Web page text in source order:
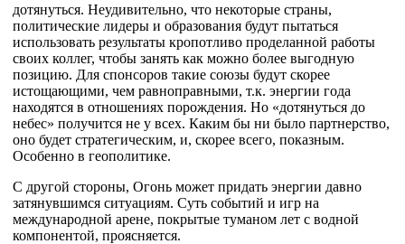
дотянуться. Неудивительно, что некоторые страны,
политические лидеры и образования будут пытаться
использовать результаты кропотливо проделанной работы
своих коллег, чтобы занять как можно более выгодную
позицию. Для спонсоров такие союзы будут скорее
истощающими, чем равноправными, т.к. энергии года
находятся в отношениях порождения. Но «дотянуться до
небес» получится не у всех. Каким бы ни было партнерство,
оно будет стратегическим, и, скорее всего, показным.
Особенно в геополитике.
С другой стороны, Огонь может придать энергии давно
затянувшимся ситуациям. Суть событий и игр на
международной арене, покрытые туманом лет с водной
компонентой, проясняется.